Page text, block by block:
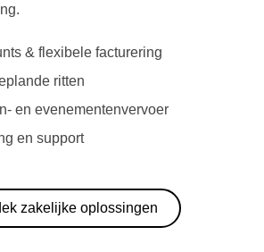
& flexibele facturering
ritten
en evenementenvervoer
en support
zakelijke oplossingen